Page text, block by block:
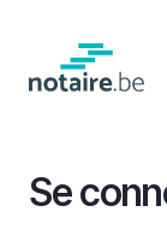
contenu
principal
Se